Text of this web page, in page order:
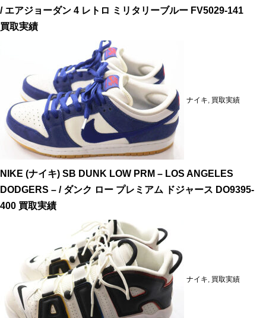
/ エアジョーダン 4 レトロ ミリタリーブルー FV5029-141
買取実績
ナイキ 買取実績
NIKE (ナイキ) SB DUNK LOW PRM – LOS ANGELES
DODGERS – / ダンク ロー プレミアム ドジャース DO9395-
400 買取実績
ナイキ 買取実績